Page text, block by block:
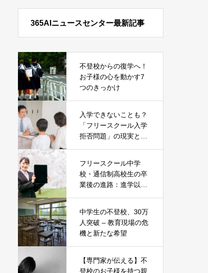
365AIニュースセンター最新記事
不登校からの復学へ！
お子様の心を動かす7
つのきっかけ
入学できないことも？
「フリースクール入学
拒否問題」の現実とそ
フリースクール中学
校・通信制高校生の卒
業後の進路：進学以外
中学生の不登校、30万
人突破 – 教育現場の危
機と新たな希望
【専門家が伝える】不
登校のお子様を持つ親